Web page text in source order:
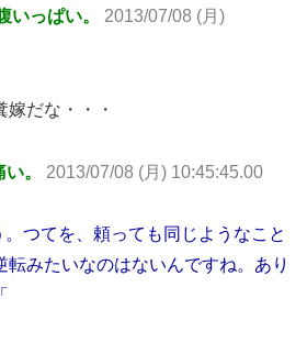
いっぱい。 2013/07/08 (月)
嫁だな・・・
。 2013/07/08 (月) 10:45:45.00
つてを、頼っても同じようなこと
転みたいなのはないんですね。あり